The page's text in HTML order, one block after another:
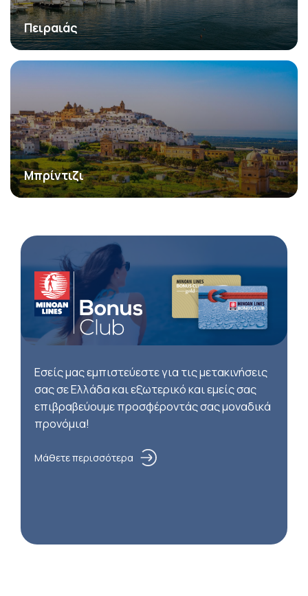
Πειραιάς
Μπρίντιζι
Εσείς μας εμπιστεύεστε για τις μετακινήσεις
σας σε Ελλάδα και εξωτερικό και εμείς σας
επιβραβεύουμε προσφέροντάς σας μοναδικά
προνόμια!
Μάθετε περισσότερα